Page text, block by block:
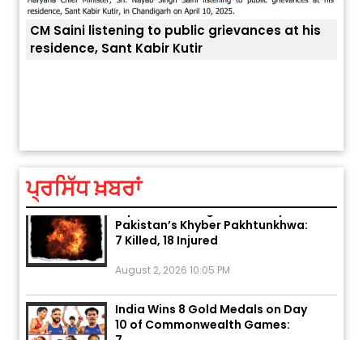
CM Saini listening to public grievances at his
residence, Sant Kabir Kutir
ਪ੍ਰਸਿੱਧ ਖ਼ਬਰਾਂ
August 5, 2026 6:23 AM
Explosion During Peace Rally in
Pakistan’s Khyber Pakhtunkhwa:
7 Killed, 18 Injured
India Wins 8 Gold Medals on Day
10 of Commonwealth Games:
7...